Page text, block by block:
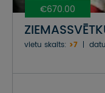
€670.00
vietu skaits: >7